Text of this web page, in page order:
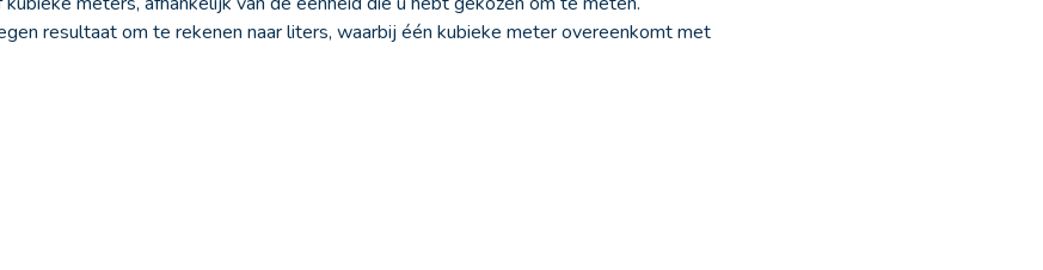
resultaat om te rekenen naar liters, waarbij één kubieke meter overeenkomt met